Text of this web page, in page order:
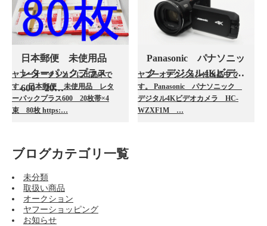
日本郵便 未使用品
レターパックプラス
600 20…
ヤフーオークションに出品中で
す。 日本郵便 未使用品 レタ
ーパックプラス600 20枚帯×4
束 80枚 https:…
Panasonic パナソニッ
ク デジタル4Kビデ…
ヤフーオークションに出品中で
す。 Panasonic パナソニック
デジタル4Kビデオカメラ HC-
WZXF1M …
ブログカテゴリ一覧
未分類
取扱い商品
オークション
ヤフーショッピング
お知らせ